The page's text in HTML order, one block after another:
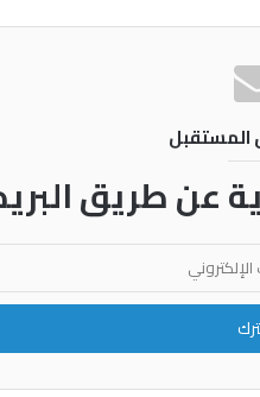
الأوقاف.. ممتلكات
عن طريق